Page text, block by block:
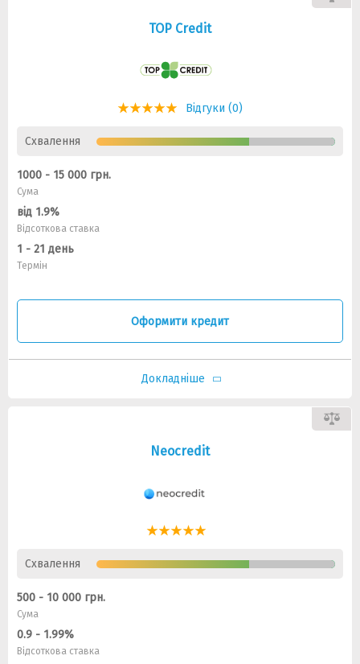
TOP Credit
Відгуки (0)
Схвалення
1000 - 15 000 грн.
Сума
від 1.9%
Відсоткова ставка
1 - 21 день
Термін
Оформити кредит
Докладніше
Neocredit
Схвалення
500 - 10 000 грн.
Сума
0.9 - 1.99%
Відсоткова ставка